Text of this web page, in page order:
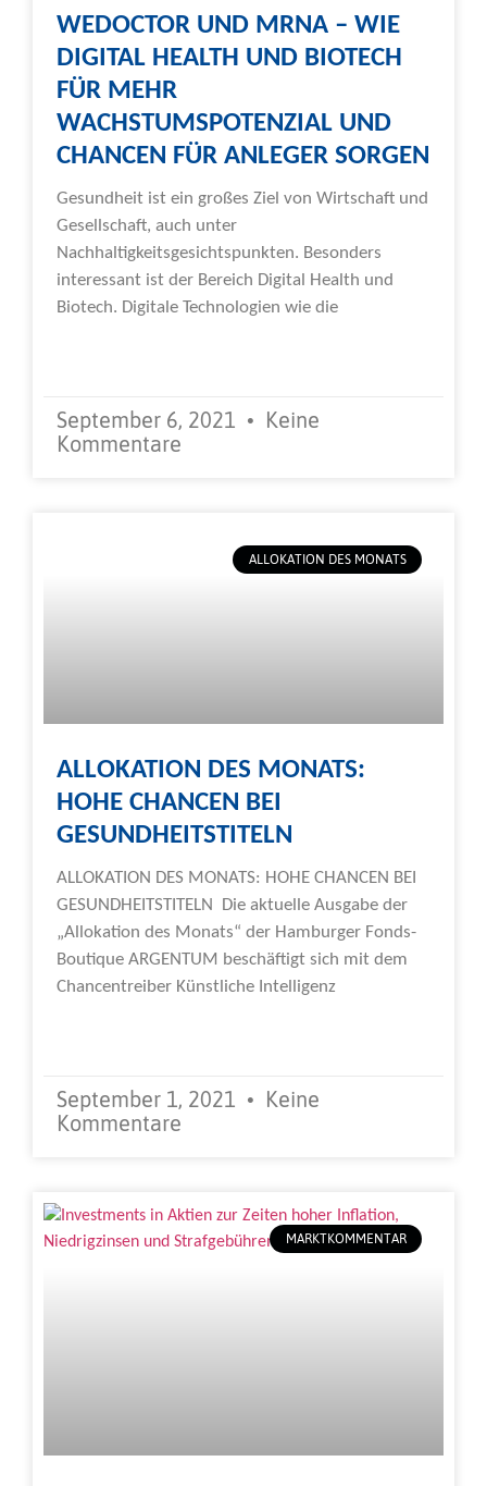
WEDOCTOR UND MRNA – WIE
DIGITAL HEALTH UND BIOTECH
FÜR MEHR
WACHSTUMSPOTENZIAL UND
CHANCEN FÜR ANLEGER SORGEN
Gesundheit ist ein großes Ziel von Wirtschaft und
Gesellschaft, auch unter
Nachhaltigkeitsgesichtspunkten. Besonders
interessant ist der Bereich Digital Health und
Biotech. Digitale Technologien wie die
September 6, 2021
Keine
Kommentare
ALLOKATION DES MONATS
ALLOKATION DES MONATS:
HOHE CHANCEN BEI
GESUNDHEITSTITELN
ALLOKATION DES MONATS: HOHE CHANCEN BEI
GESUNDHEITSTITELN Die aktuelle Ausgabe der
„Allokation des Monats“ der Hamburger Fonds-
Boutique ARGENTUM beschäftigt sich mit dem
Chancentreiber Künstliche Intelligenz
September 1, 2021
Keine
Kommentare
MARKTKOMMENTAR